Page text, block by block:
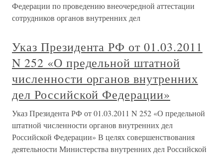
Федерации по проведению внеочередной аттестации
сотрудников органов внутренних дел
Указ Президента РФ от 01.03.2011
N 252 «О предельной штатной
численности органов внутренних
дел Российской Федерации»
Указ Президента РФ от 01.03.2011 N 252 «О предельной
штатной численности органов внутренних дел
Российской Федерации» В целях совершенствования
деятельности Министерства внутренних дел Российской